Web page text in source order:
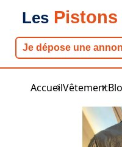
Les Pistons
Je dépose une
AccueilVêtement